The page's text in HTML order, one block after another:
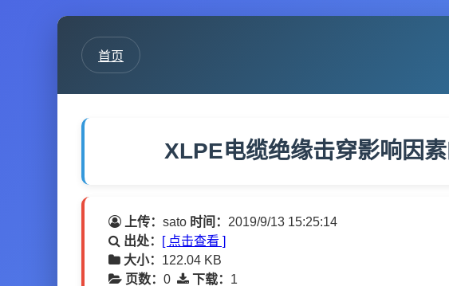
首页
XLPE电缆绝缘击穿影响因
上传： sato 时间： 2019/9/13 15:25:14
出处：
[ 点击查看 ]
大小： 122.04 KB
页数： 0 下载： 1